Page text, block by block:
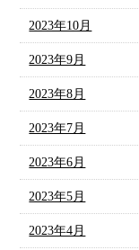
2023年10月
2023年9月
2023年8月
2023年7月
2023年6月
2023年5月
2023年4月